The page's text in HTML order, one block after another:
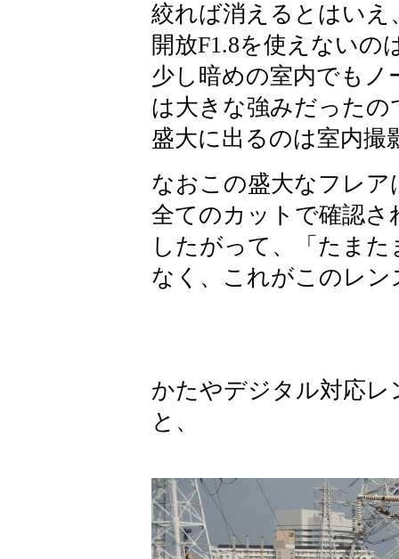
絞れば消えるとはい
開放F1.8を使えないの
少し暗めの室内でも
は大きな強みだった
盛大に出るのは室内撮
なおこの盛大なフレア
全てのカットで確認さ
したがって、「たま
なく、これがこのレ
かたやデジタル対応
と、